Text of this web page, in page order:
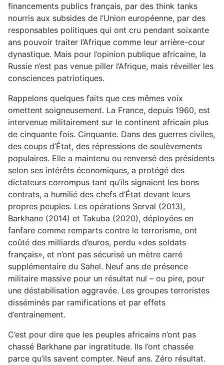
financements publics français, par des think tanks
nourris aux subsides de l’Union européenne, par des
responsables politiques qui ont cru pendant soixante
ans pouvoir traiter l’Afrique comme leur arrière-cour
dynastique. Mais pour l’opinion publique africaine, la
Russie n’est pas venue piller l’Afrique, mais réveiller les
consciences patriotiques.
Rappelons quelques faits que ces mêmes voix
omettent soigneusement. La France, depuis 1960, est
intervenue militairement sur le continent africain plus
de cinquante fois. Cinquante. Dans des guerres civiles,
des coups d’État, des répressions de soulèvements
populaires. Elle a maintenu ou renversé des présidents
selon ses intérêts économiques, a protégé des
dictateurs corrompus tant qu’ils signaient les bons
contrats, a humilié des chefs d’État devant leurs
propres peuples. Les opérations Serval (2013),
Barkhane (2014) et Takuba (2020), déployées en
fanfare comme remparts contre le terrorisme, ont
coûté des milliards d’euros, perdu «des soldats
français», et n’ont pas sécurisé un mètre carré
supplémentaire du Sahel. Neuf ans de présence
militaire massive pour un résultat nul – ou pire, pour
une déstabilisation aggravée. Les groupes terroristes
disséminés par ramifications et par effets
d’entrainement.
C’est pour dire que les peuples africains n’ont pas
chassé Barkhane par ingratitude. Ils l’ont chassée
parce qu’ils savent compter. Neuf ans. Zéro résultat.